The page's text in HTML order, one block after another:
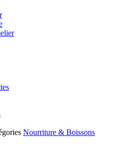
Nourriture & Boissons